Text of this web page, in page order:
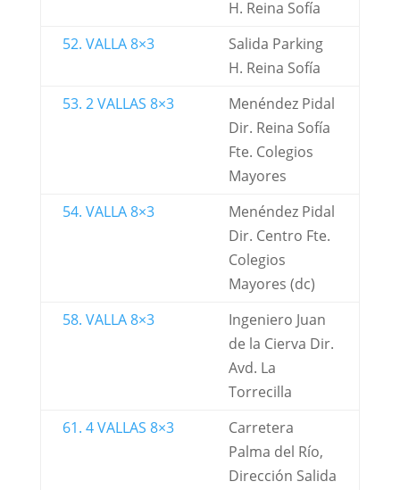
H. Reina Sofía
52. VALLA 8×3
Salida Parking
H. Reina Sofía
53. 2 VALLAS 8×3
Menéndez Pidal
Dir. Reina Sofía
Fte. Colegios
Mayores
54. VALLA 8×3
Menéndez Pidal
Dir. Centro Fte.
Colegios
Mayores (dc)
58. VALLA 8×3
Ingeniero Juan
de la Cierva Dir.
Avd. La
Torrecilla
61. 4 VALLAS 8×3
Carretera
Palma del Río,
Dirección Salida